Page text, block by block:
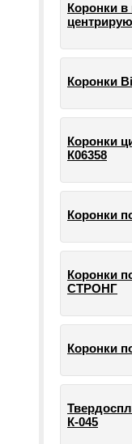
Коронки в
Коронки
Коронки
К06358
Коронки
Коронки
СТРОНГ
Коронки
К-045